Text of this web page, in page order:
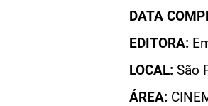
DATA
EDITORA:
LOCAL: São
ÁREA: